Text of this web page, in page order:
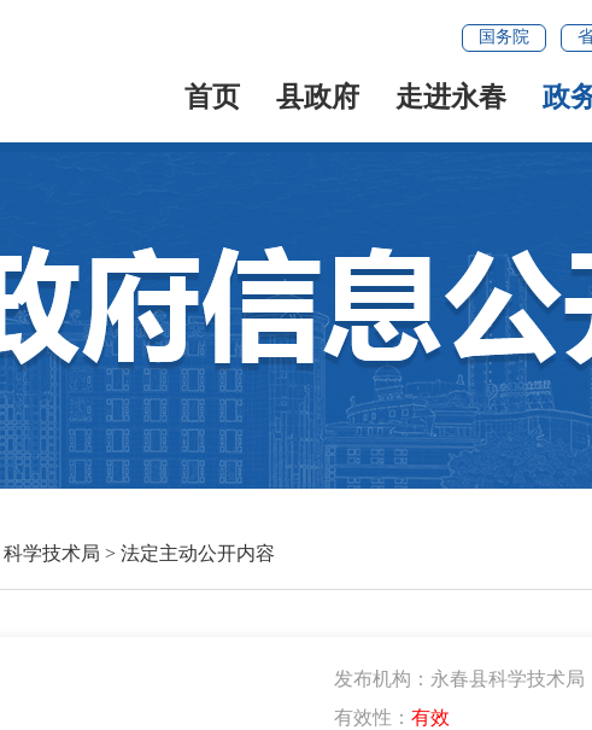
国务院
首页 县政府 走进永春 政
科学技术局 > 法定主动公开内容
发布机构：永春县科学技术局
有效性： 有效